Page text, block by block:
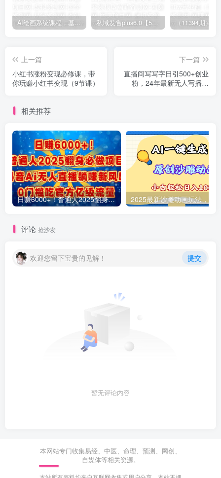
AI绘画系统课程，基础入门-实战案例-商业应用 私域发售plus6.0【5月份线下课录音】/全域套装sop流程包，社群发售工具套装模型
上一篇
小红书涨粉变现必修课，带
你玩赚小红书变现（9节课）
下一篇
直播间写写字日引500+创业
粉，24年最新无人写播教
相关推荐
日赚6000+！普通人2025翻身必做项目，抖音Ai无人直播躺赚新风口，0门槛吃官方亿级流量
评论 抢沙发
欢迎您留下宝贵的见解！ 提交
暂无评论内容
本网站专门收集易经、中医、命理、预测、网创、
自媒体等相关资源。